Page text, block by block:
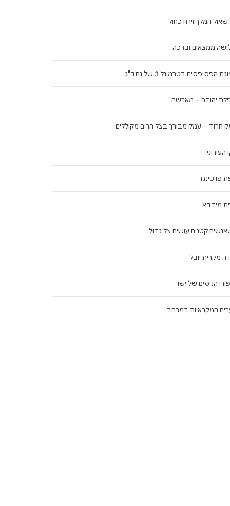
המלך וירח כחול
ממצאים וברכה
הפסיפסים בטרמינל 3 של נתב"ג
יהודה – מארשה
חרוד – עמק מבורך בצל הרים מקוללים
העירוני
פויטינגר
מידבא
קטנים עושים צל גדול
מקרית יובל
הניסים של ישו
המקראיות במרחב